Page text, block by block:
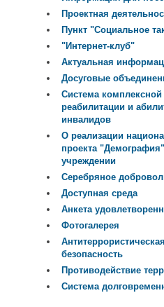
Проектная
Пункт "Социальное
"Интернет-клуб"
Актуальная
Досуговые
Система комплексной
реабилитации и
инвалидов
О реализации
проекта
учреждении
Серебряное
Доступная среда
Анкета
Фотогалерея
Антитеррористическая
безопасность
Противодействие
Система